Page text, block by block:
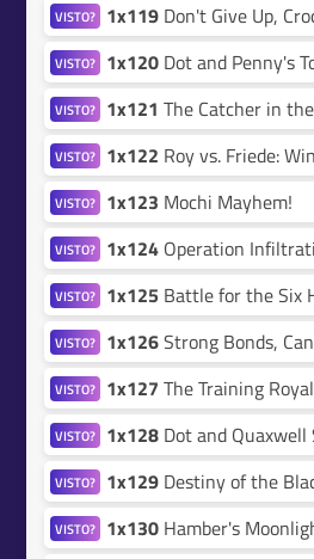
VISTO? 1x119 Don't Give Up,
VISTO? 1x120 Dot and Penny's
VISTO? 1x121 The Catcher in
VISTO? 1x122 Roy vs. Friede:
VISTO? 1x123 Mochi Mayhem!
VISTO? 1x124 Operation
VISTO? 1x125 Battle for the Six
VISTO? 1x126Strong Bonds,
VISTO? 1x127 The Training
VISTO? 1x128 Dot and Quaxwell
VISTO? 1x129 Destiny of the
VISTO? 1x130 Hamber's